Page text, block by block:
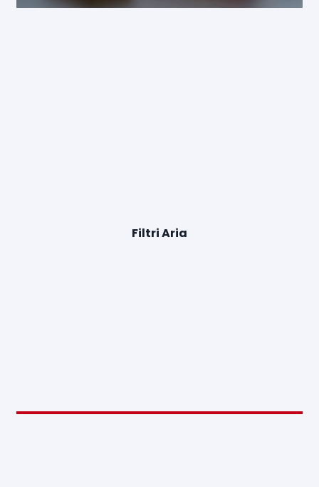
Filtri Aria